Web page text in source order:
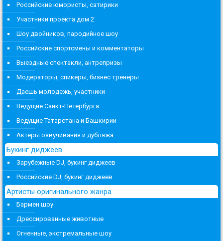
Российские юмористы, сатирики
Участники проекта дом 2
Шоу двойников, пародийное шоу
Российские спортсмены и комментаторы
Выездные спектакли, антрепризы
Модераторы, спикеры, бизнес тренеры
Даешь молодежь, участники
Ведущие Санкт-Петербурга
Ведущие Татарстана и Башкирии
Актеры озвучивания и дубляжа
Букинг диджеев
Зарубежные DJ, букинг диджеев
Российские DJ, букинг диджеев
Артисты оригинального жанра
Бармен шоу
Дрессированные животные
Огненные, экстремальные шоу